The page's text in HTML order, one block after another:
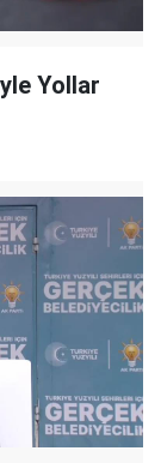
Yollar